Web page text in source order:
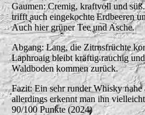
Gaumen: Cremig, kraftvoll und
trifft auch eingekochte Erdbeeren
Auch hier grüner Tee und Asche.
Abgang: Lang, die Zitrusfrüchte
Laphroaig bleibt kräftig rauchig
Waldboden kommen zurück.
Fazit: Ein sehr runder Whisky nahe
allerdings erkennt man ihn
90/100 Punkte (2024)